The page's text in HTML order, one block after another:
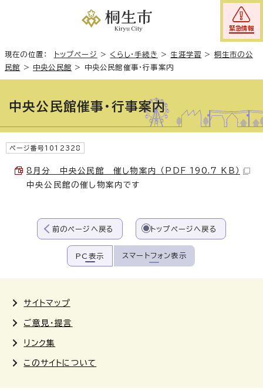
緊急情報
現在の位置： トップページ > くらし・手続き > 生涯学習 > 桐生市の公
民館
> 中央公民館 > 中央公民館催事・行事案内
中央公民館催事・行事案内
ページ番号1012328
8月分 中央公民館 催し物案内 （PDF 190.7 KB）
中央公民館の催し物案内です
前のページへ戻る トップページへ戻る
PC表示 スマートフォン表示
サイトマップ
ご意見・提言
リンク集
このサイトについて